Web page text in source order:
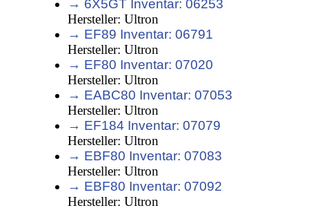
→ 6X5GT Inventar: 06253
Hersteller: Ultron
→ EF89 Inventar: 06791
Hersteller: Ultron
→ EF80 Inventar: 07020
Hersteller: Ultron
→ EABC80 Inventar: 07053
Hersteller: Ultron
→ EF184 Inventar: 07079
Hersteller: Ultron
→ EBF80 Inventar: 07083
Hersteller: Ultron
→ EBF80 Inventar: 07092
Hersteller: Ultron